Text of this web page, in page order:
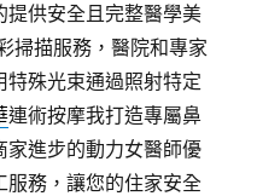
提供安全且完整醫學美
掃描服務，醫院和專家
特殊光束通過照射特定
連術按摩我打造專屬鼻
家進步的動力女醫師優
服務，讓您的住家安全